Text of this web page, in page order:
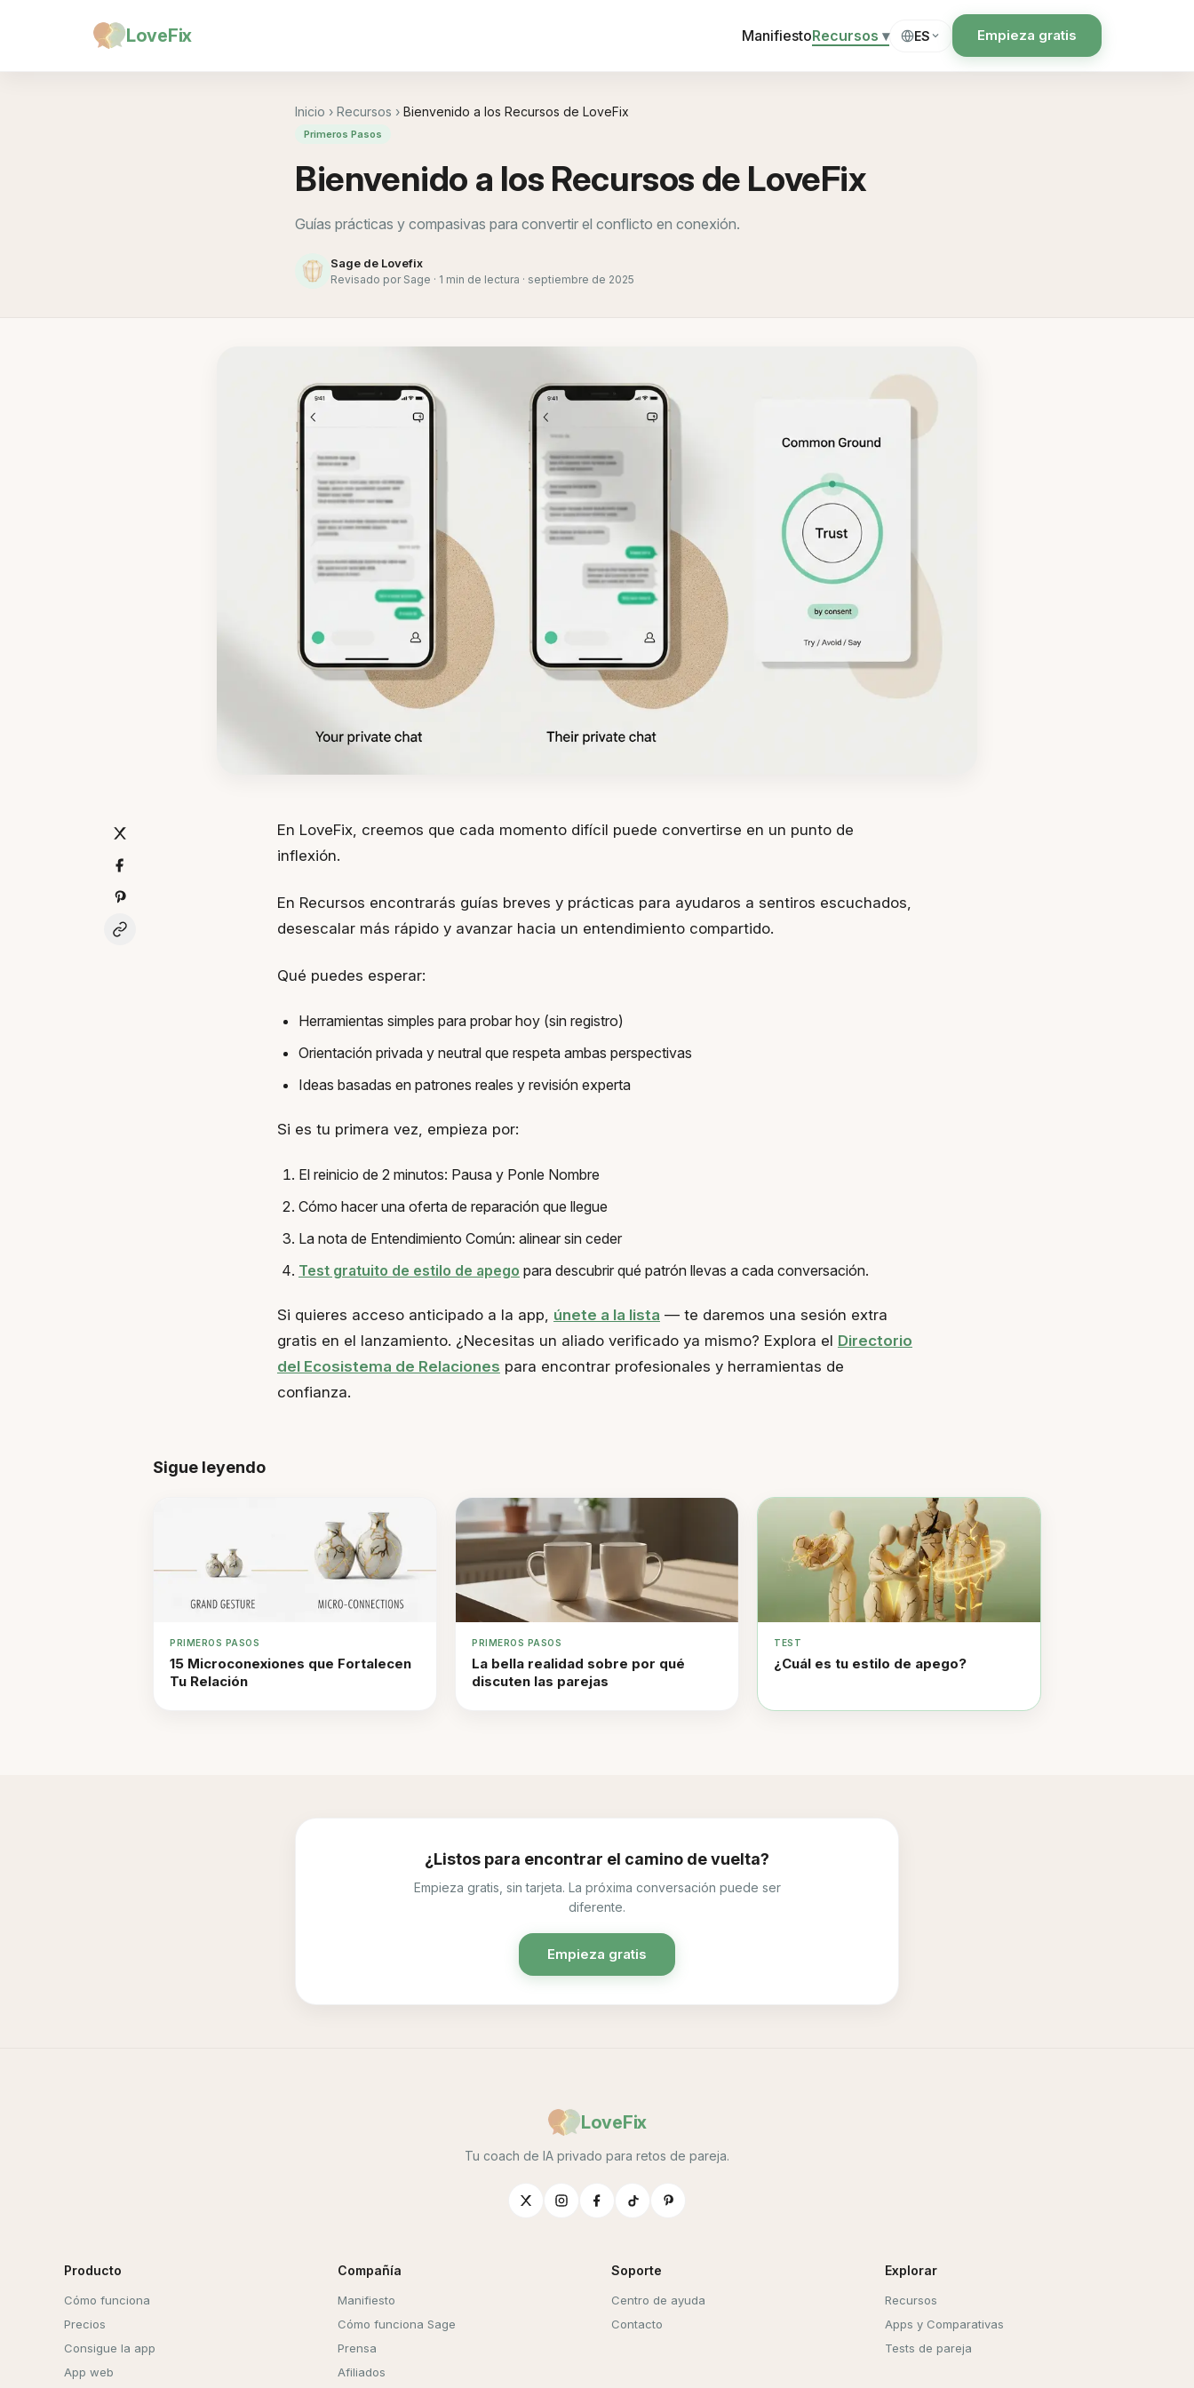
LoveFix ManifiestoRecursos ▾ ES Empieza gratis
Inicio › Recursos › Bienvenido a los Recursos de LoveFix
Primeros Pasos
Bienvenido a los Recursos de LoveFix
Guías prácticas y compasivas para convertir el conflicto en conexión.
Sage de Lovefix
Revisado por Sage · 1 min de lectura · septiembre de 2025
En LoveFix, creemos que cada momento difícil puede convertirse en un punto de
inflexión.
En Recursos encontrarás guías breves y prácticas para ayudaros a sentiros escuchados,
desescalar más rápido y avanzar hacia un entendimiento compartido.
Qué puedes esperar:
Herramientas simples para probar hoy (sin registro)
Orientación privada y neutral que respeta ambas perspectivas
Ideas basadas en patrones reales y revisión experta
Si es tu primera vez, empieza por:
El reinicio de 2 minutos: Pausa y Ponle Nombre
Cómo hacer una oferta de reparación que llegue
La nota de Entendimiento Común: alinear sin ceder
Test gratuito de estilo de apego para descubrir qué patrón llevas a cada conversación.
Si quieres acceso anticipado a la app, únete a la lista — te daremos una sesión extra
gratis en el lanzamiento. ¿Necesitas un aliado verificado ya mismo? Explora el Directorio
del Ecosistema de Relaciones para encontrar profesionales y herramientas de
confianza.
Sigue leyendo
PRIMEROS PASOS
15 Microconexiones que Fortalecen
Tu Relación
PRIMEROS PASOS
La bella realidad sobre por qué
discuten las parejas
TEST
¿Cuál es tu estilo de apego?
¿Listos para encontrar el camino de vuelta?
Empieza gratis, sin tarjeta. La próxima conversación puede ser
diferente.
Empieza gratis
LoveFix
Tu coach de IA privado para retos de pareja.
Producto
Cómo funciona
Precios
Consigue la app
App web
Compañía
Manifiesto
Cómo funciona Sage
Prensa
Afiliados
Soporte
Centro de ayuda
Contacto
Explorar
Recursos
Apps y Comparativas
Tests de pareja